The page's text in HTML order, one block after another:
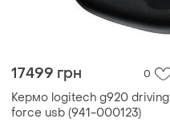
17499 грн 0
Кермо logitech g920 driving
force usb (941-000123)